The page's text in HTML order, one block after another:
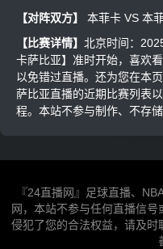
【对阵双方】
本菲卡 VS 本
【比赛详情】 北京时间：
卡萨比亚】准时开始，喜欢
以免错过直播。还为您在本
萨比亚直播的近期比赛列表
程。本站不参与制作、不存
『24直播网』足球直播、
网，本站不参与任何直播信
侵犯了您的合法权益，请及